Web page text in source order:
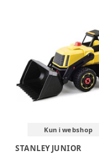
Kun i webshop
STANLEY JUNIOR